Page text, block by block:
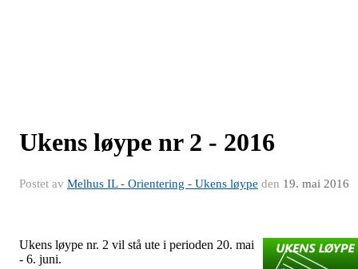
Ukens løype nr 2 - 2016
Postet av Melhus IL - Orientering - Ukens løype den 19. mai 2016
Ukens løype nr. 2 vil stå ute i perioden 20. mai
- 6. juni.